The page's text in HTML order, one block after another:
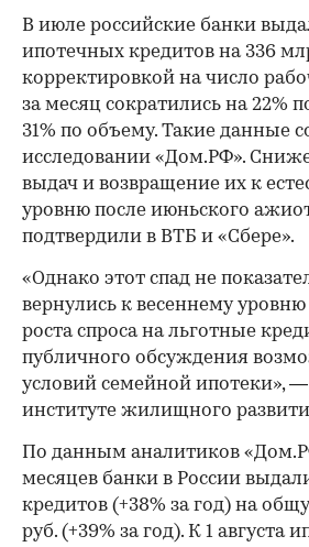
В июле российские банки
ипотечных кредитов на 336
корректировкой на число
за месяц сократились на 22%
31% по объему. Такие данные
исследовании «Дом.РФ».
выдач и возвращение их к
уровню после июньского
подтвердили в ВТБ и «Сбере».
«Однако этот спад не
вернулись к весеннему
роста спроса на льготные
публичного обсуждения
условий семейной ипотеки»,
институте жилищного
По данным аналитиков
месяцев банки в России
кредитов (+38% за год) на
руб. (+39% за год). К 1 августа